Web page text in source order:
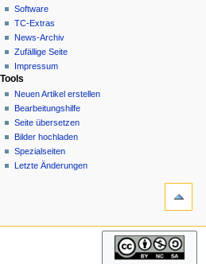
g
a
i
o
n
s
m
e
Quelltext
anzeigen
Versionsgeschichte
Software
TC-Extras
News-Archiv
Zufällige Seite
Impressum
Tools
Neuen Artikel erstellen
Bearbeitungshilfe
Seite übersetzen
Bilder hochladen
Spezialseiten
Letzte Änderungen
Navigation